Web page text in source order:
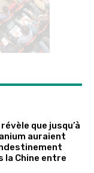
que jusqu’à
auraient
la Chine entre